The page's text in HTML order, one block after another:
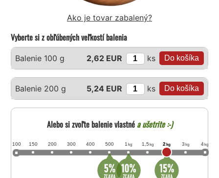
Ako je tovar zabalený?
Vyberte si z obľúbených veľkostí balenia
Balenie 100 g 2,62 EUR ks
Balenie 200 g 5,24 EUR ks
Alebo si zvoľte balenie vlastnéa ušetrite :-)
100 150 200 300 400 500 1 kg 1,5 kg 2 kg 3 kg 4 kg